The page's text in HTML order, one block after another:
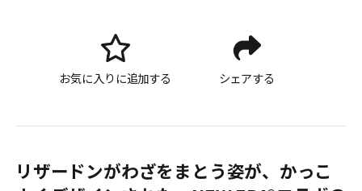
お気に入りに追加する シェアする
リザードンがわざをまとう姿が、かっこ